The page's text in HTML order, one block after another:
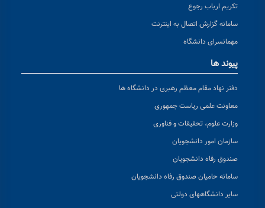
تکریم ارباب رجوع
سامانه گزارش اتصال به اینترنت
مهمانسرای دانشگاه
پیوند ها
دفتر نهاد مقام معظم رهبری در دانشگاه ها
معاونت علمی ریاست جمهوری
وزارت علوم، تحقیقات و فناوری
سازمان امور دانشجویان
صندوق رفاه دانشجویان
سامانه حامیان صندوق رفاه دانشجویان
سایر دانشگاههای دولتی